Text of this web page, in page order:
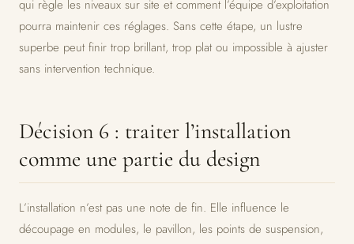
qui règle les niveaux sur site et comment l’équipe d’exploitation
pourra maintenir ces réglages. Sans cette étape, un lustre
superbe peut finir trop brillant, trop plat ou impossible à ajuster
sans intervention technique.
Décision 6 : traiter l’installation
comme une partie du design
L’installation n’est pas une note de fin. Elle influence le
découpage en modules, le pavillon, les points de suspension,